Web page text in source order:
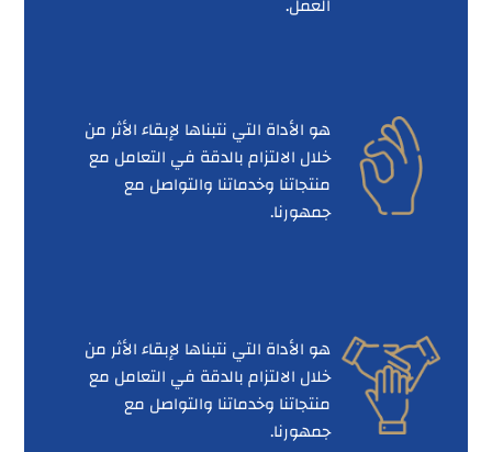
العمل.
هو الأداة التي نتبناها لإبقاء الأثر من
خلال الالتزام بالدقة في التعامل مع
منتجاتنا وخدماتنا والتواصل مع
جمهورنا.
هو الأداة التي نتبناها لإبقاء الأثر من
خلال الالتزام بالدقة في التعامل مع
منتجاتنا وخدماتنا والتواصل مع
جمهورنا.